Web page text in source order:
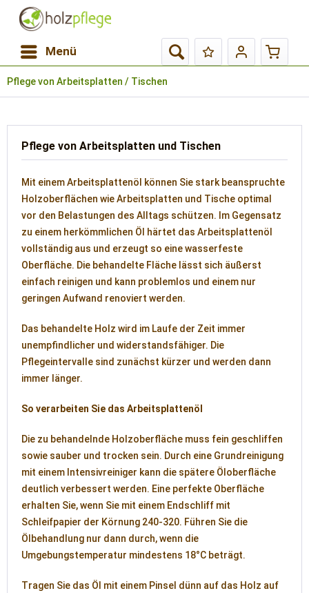
Menü
Pflege von Arbeitsplatten / Tischen
Pflege von Arbeitsplatten und Tischen
Mit einem Arbeitsplattenöl können Sie stark beanspruchte
Holzoberflächen wie Arbeitsplatten und Tische optimal
vor den Belastungen des Alltags schützen. Im Gegensatz
zu einem herkömmlichen Öl härtet das Arbeitsplattenöl
vollständig aus und erzeugt so eine wasserfeste
Oberfläche. Die behandelte Fläche lässt sich äußerst
einfach reinigen und kann problemlos und einem nur
geringen Aufwand renoviert werden.
Das behandelte Holz wird im Laufe der Zeit immer
unempfindlicher und widerstandsfähiger. Die
Pflegeintervalle sind zunächst kürzer und werden dann
immer länger.
So verarbeiten Sie das Arbeitsplattenöl
Die zu behandelnde Holzoberfläche muss fein geschliffen
sowie sauber und trocken sein. Durch eine Grundreinigung
mit einem Intensivreiniger kann die spätere Öloberfläche
deutlich verbessert werden. Eine perfekte Oberfläche
erhalten Sie, wenn Sie mit einem Endschliff mit
Schleifpapier der Körnung 240-320. Führen Sie die
Ölbehandlung nur dann durch, wenn die
Umgebungstemperatur mindestens 18°C beträgt.
Tragen Sie das Öl mit einem Pinsel dünn auf das Holz auf